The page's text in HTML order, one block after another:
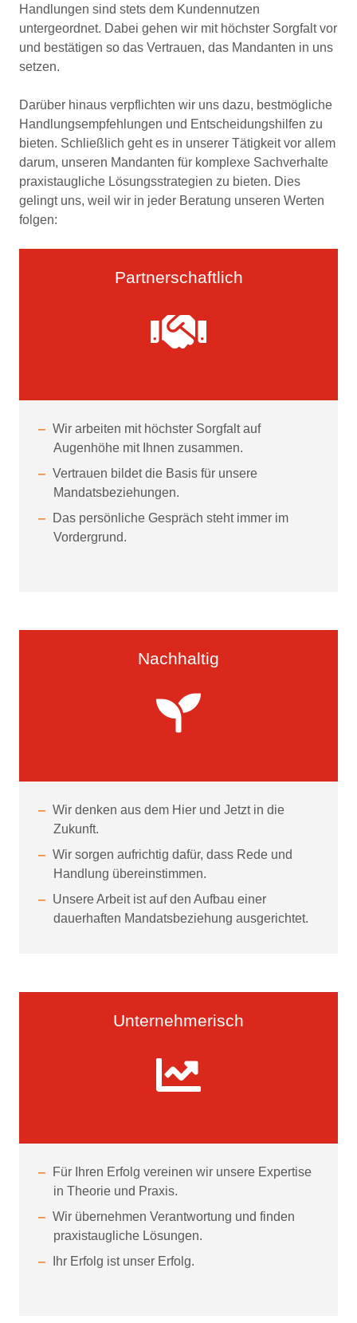
Handlungen sind stets dem Kundennutzen
untergeordnet. Dabei gehen wir mit höchster Sorgfalt vor
und bestätigen so das Vertrauen, das Mandanten in uns
setzen.
Darüber hinaus verpflichten wir uns dazu, bestmögliche
Handlungsempfehlungen und Entscheidungshilfen zu
bieten. Schließlich geht es in unserer Tätigkeit vor allem
darum, unseren Mandanten für komplexe Sachverhalte
praxistaugliche Lösungsstrategien zu bieten. Dies
gelingt uns, weil wir in jeder Beratung unseren Werten
folgen:
Partnerschaftlich
Wir arbeiten mit höchster Sorgfalt auf
Augenhöhe mit Ihnen zusammen.
Vertrauen bildet die Basis für unsere
Mandatsbeziehungen.
Das persönliche Gespräch steht immer im
Vordergrund.
Nachhaltig
Wir denken aus dem Hier und Jetzt in die
Zukunft.
Wir sorgen aufrichtig dafür, dass Rede und
Handlung übereinstimmen.
Unsere Arbeit ist auf den Aufbau einer
dauerhaften Mandatsbeziehung ausgerichtet.
Unternehmerisch
Für Ihren Erfolg vereinen wir unsere Expertise
in Theorie und Praxis.
Wir übernehmen Verantwortung und finden
praxistaugliche Lösungen.
Ihr Erfolg ist unser Erfolg.